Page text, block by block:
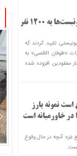
به ۱۲۰۰ نفر
تایید کردند که
«طوفان الاقصی» به
دیگر نیز به شمار مفقودین افزوده شده
نمونه بارز
خاورمیانه است
غزه: آنچه در حال وقوع